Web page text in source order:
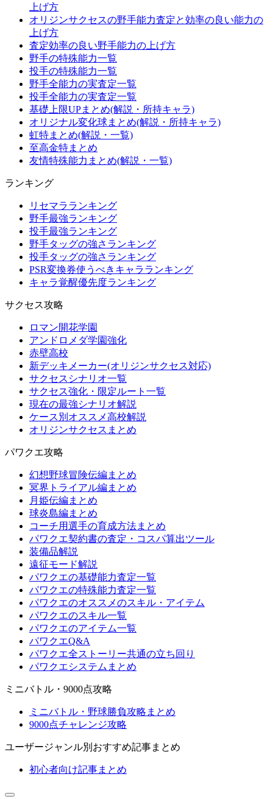
上げ方
オリジンサクセスの野手能力査定と効率の良い能力の
上げ方
査定効率の良い野手能力の上げ方
野手の特殊能力一覧
投手の特殊能力一覧
野手全能力の実査定一覧
投手全能力の実査定一覧
基礎上限UPまとめ(解説・所持キャラ)
オリジナル変化球まとめ(解説・所持キャラ)
虹特まとめ(解説・一覧)
至高金特まとめ
友情特殊能力まとめ(解説・一覧)
ランキング
リセマラランキング
野手最強ランキング
投手最強ランキング
野手タッグの強さランキング
投手タッグの強さランキング
PSR変換券使うべきキャラランキング
キャラ覚醒優先度ランキング
サクセス攻略
ロマン開花学園
アンドロメダ学園強化
赤壁高校
新デッキメーカー(オリジンサクセス対応)
サクセスシナリオ一覧
サクセス強化・限定ルート一覧
現在の最強シナリオ解説
ケース別オススメ高校解説
オリジンサクセスまとめ
パワクエ攻略
幻想野球冒険伝編まとめ
冥界トライアル編まとめ
月姫伝編まとめ
球炎島編まとめ
コーチ用選手の育成方法まとめ
パワクエ契約書の査定・コスパ算出ツール
装備品解説
遠征モード解説
パワクエの基礎能力査定一覧
パワクエの特殊能力査定一覧
パワクエのオススメのスキル・アイテム
パワクエのスキル一覧
パワクエのアイテム一覧
パワクエQ&A
パワクエ全ストーリー共通の立ち回り
パワクエシステムまとめ
ミニバトル・9000点攻略
ミニバトル・野球勝負攻略まとめ
9000点チャレンジ攻略
ユーザージャンル別おすすめ記事まとめ
初心者向け記事まとめ